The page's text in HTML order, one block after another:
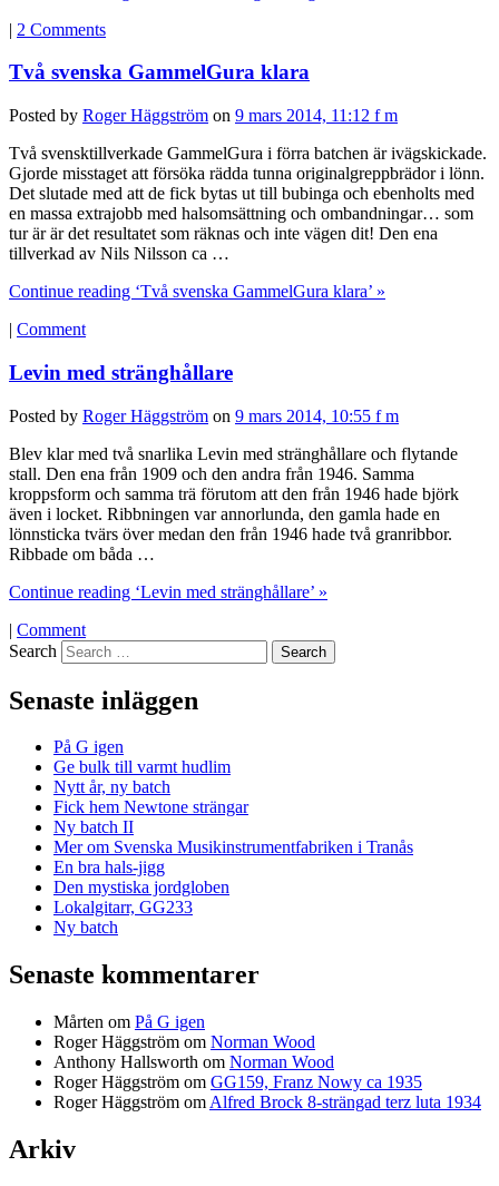
| 2 Comments
Två svenska GammelGura klara
Posted by Roger Häggström on 9 mars 2014, 11:12 f m
Två svensktillverkade GammelGura i förra batchen är ivägskickade.
Gjorde misstaget att försöka rädda tunna originalgreppbrädor i lönn.
Det slutade med att de fick bytas ut till bubinga och ebenholts med
en massa extrajobb med halsomsättning och ombandningar… som
tur är är det resultatet som räknas och inte vägen dit! Den ena
tillverkad av Nils Nilsson ca …
Continue reading ‘Två svenska GammelGura klara’ »
| Comment
Levin med stränghållare
Posted by Roger Häggström on 9 mars 2014, 10:55 f m
Blev klar med två snarlika Levin med stränghållare och flytande
stall. Den ena från 1909 och den andra från 1946. Samma
kroppsform och samma trä förutom att den från 1946 hade björk
även i locket. Ribbningen var annorlunda, den gamla hade en
lönnsticka tvärs över medan den från 1946 hade två granribbor.
Ribbade om båda …
Continue reading ‘Levin med stränghållare’ »
| Comment
Search
Senaste inläggen
På G igen
Ge bulk till varmt hudlim
Nytt år, ny batch
Fick hem Newtone strängar
Ny batch II
Mer om Svenska Musikinstrumentfabriken i Tranås
En bra hals-jigg
Den mystiska jordgloben
Lokalgitarr, GG233
Ny batch
Senaste kommentarer
Mårten om På G igen
Roger Häggström om Norman Wood
Anthony Hallsworth om Norman Wood
Roger Häggström om GG159, Franz Nowy ca 1935
Roger Häggström om Alfred Brock 8-strängad terz luta 1934
Arkiv